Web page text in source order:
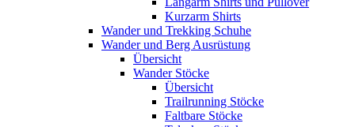
Kurzarm Shirts
Wander und Trekking Schuhe
Wander und Berg Ausrüstung
Übersicht
Wander Stöcke
Übersicht
Trailrunning Stöcke
Faltbare Stöcke